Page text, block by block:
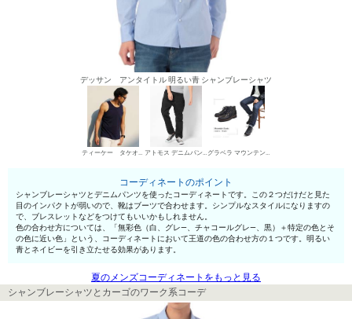
デッサン アンタイトル 明るい青 シャンブレーシャツ
ティーケー タケオキクチ タンクトップ アトモス デニムパンツ・ジーンズ グラベラ マウンテンブーツ
コーディネートのポイント
シャンブレーシャツとデニムパンツを使ったコーディネートです。この２つだけだと見た
目のインパクトが弱いので、靴はブーツで合わせます。シンプルなスタイルになりますの
で、ブレスレットなどをつけてもいいかもしれません。
色の合わせ方については、「無彩色（白、グレ—、チャコールグレ—、黒）＋特定の色とそ
の色に近い色」という、コーディネートにおいて王道の色の合わせ方の１つです。明るい
青とネイビーを引き立たせる効果があります。
夏のメンズコーディネートをもっと見る
シャンブレーシャツとカーゴのワーク系コーデ